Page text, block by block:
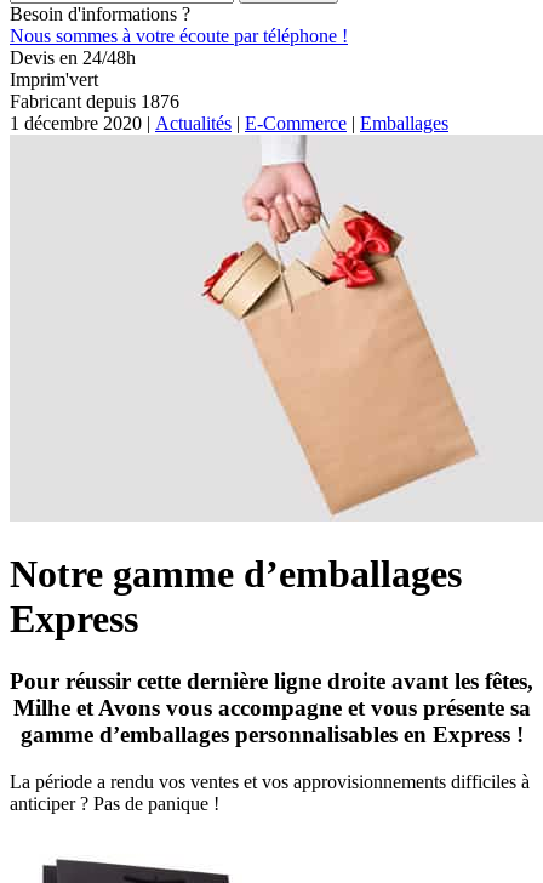
Besoin d'informations ?
Nous sommes à votre écoute par téléphone !
Devis en 24/48h
Imprim'vert
Fabricant depuis 1876
1 décembre 2020 | Actualités | E-Commerce | Emballages
Notre gamme d’emballages
Express
Pour réussir cette dernière ligne droite avant les fêtes,
Milhe et Avons vous accompagne et vous présente sa
gamme d’emballages personnalisables en Express !
La période a rendu vos ventes et vos approvisionnements difficiles à
anticiper ? Pas de panique !